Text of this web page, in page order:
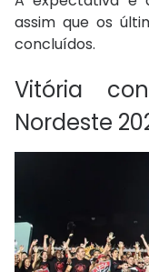
assim que os
concluídos.
Vitória
Nordeste